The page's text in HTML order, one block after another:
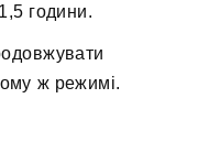
години.
ж режимі.